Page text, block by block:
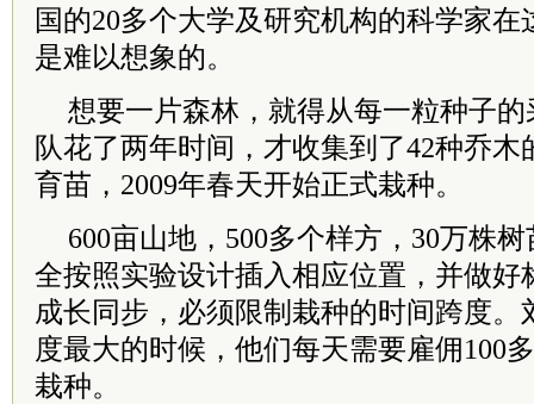
国的20多个大学及研究机构的科学家在
是难以想象的。
想要一片森林，就得从每一粒种子
队花了两年时间，才收集到了42种乔
育苗，2009年春天开始正式栽种。
600亩山地，500多个样方，30万株
全按照实验设计插入相应位置，并做好
成长同步，必须限制栽种的时间跨度。
度最大的时候，他们每天需要雇佣100
栽种。